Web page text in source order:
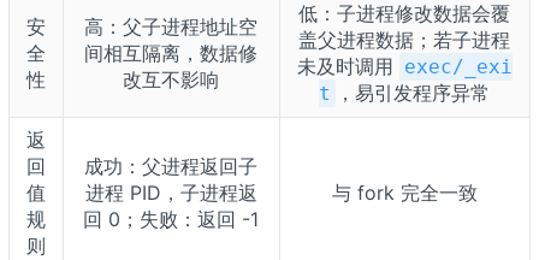
安
全
性
高：父子进程地址空
间相互隔离，数据修
改互不影响
低：子进程修改数据会覆
盖父进程数据；若子进程
未及时调用 exec/_exi
t
，易引发程序异常
返
回
值
规
则
成功：父进程返回子
进程 PID，子进程返
回 0；失败：返回 -1
与 fork 完全一致